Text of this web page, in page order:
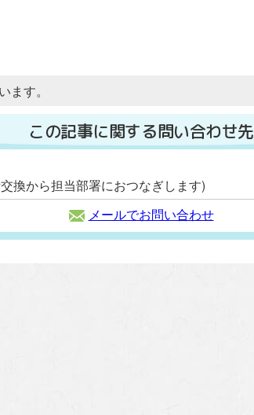
ます。
この記事に関する問い合わせ先
換から担当部署におつなぎします)
メールでお問い合わせ